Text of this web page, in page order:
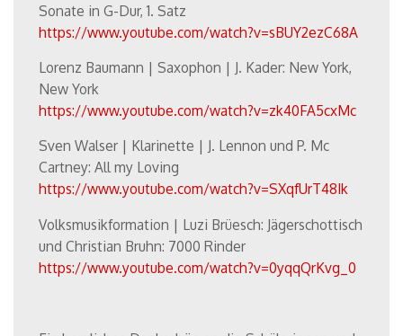
Sonate in G-Dur, 1. Satz
https://www.youtube.com/watch?v=sBUY2ezC68A
Lorenz Baumann | Saxophon | J. Kader: New York,
New York
https://www.youtube.com/watch?v=zk40FA5cxMc
Sven Walser | Klarinette | J. Lennon und P. Mc
Cartney: All my Loving
https://www.youtube.com/watch?v=SXqfUrT48Ik
Volksmusikformation | Luzi Brüesch: Jägerschottisch
und Christian Bruhn: 7000 Rinder
https://www.youtube.com/watch?v=0yqqQrKvg_0